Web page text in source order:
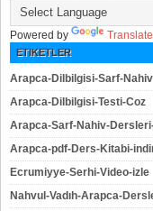
Powered by Translate
ETIKETLER
Arapca-Dilbilgisi-Sarf-
Arapca-Dilbilgisi-Testi-Coz
Arapca-Sarf-Nahiv-
Arapca-pdf-Ders-Kitabi-
Ecrumiyye-Serhi-Video-izle
Nahvul-Vadıh-Arapca-